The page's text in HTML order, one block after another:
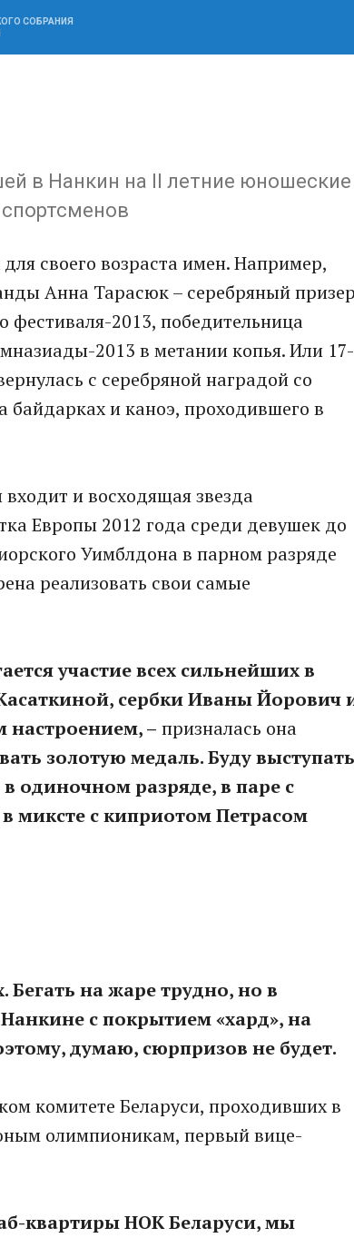
СОБРАНИЯ
в Нанкин на II летние юношеские
своего возраста имен. Например,
Анна Тарасюк – серебряный призер
фестиваля-2013, победительница
2013 в метании копья. Или 17-
с серебряной наградой со
байдарках и каноэ, проходившего в
и восходящая звезда
Европы 2012 года среди девушек до
Уимблдона в парном разряде
реализовать свои самые
участие всех сильнейших в
сербки Иваны Йорович
настроением, – призналась она
золотую медаль. Буду выступать
одиночном разряде, в паре с
миксте с киприотом Петрасом
Бегать на жаре трудно, но в
с покрытием «хард», на
думаю, сюрпризов не будет.
комитете Беларуси, проходивших в
олимпионикам, первый вице-
квартиры НОК Беларуси, мы